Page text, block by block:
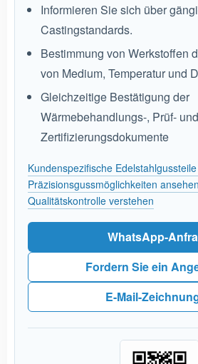
Informieren Sie sich über
Castingstandards.
Bestimmung von Werkstoffen
von Medium, Temperatur und
Gleichzeitige Bestätigung der
Wärmebehandlungs-, Prüf- und
Zertifizierungsdokumente
Kundenspezifische
Präzisionsgussmöglichkeiten ansehen
Qualitätskontrolle verstehen
WhatsApp-
Fordern Sie ein
E-Mail-